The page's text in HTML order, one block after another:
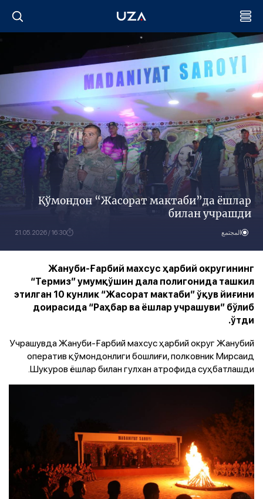
Қўмондон “Жасорат мактаби”да ёшлар
билан учрашди
المجتمع 16:30 / 21.05.2026
Жануби-Ғарбий махсус ҳарбий округининг
“Термиз” умумқўшин дала полигонида ташкил
этилган 10 кунлик “Жасорат мактаби” ўқув йиғини
доирасида “Раҳбар ва ёшлар учрашуви” бўлиб
ўтди.
Учрашувда Жануби-Ғарбий махсус ҳарбий округ Жанубий
оператив қўмондонлиги бошлиғи, полковник Мирсаид
Шукуров ёшлар билан гулхан атрофида суҳбатлашди.